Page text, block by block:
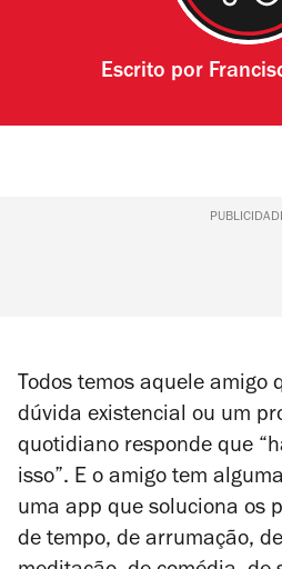
Escrito por
Todos temos aquele amigo
dúvida existencial ou um
quotidiano responde que
isso”. E o amigo tem
uma app que soluciona os
de tempo, de arrumação,